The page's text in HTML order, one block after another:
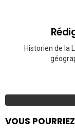
Historien de la
VOUS